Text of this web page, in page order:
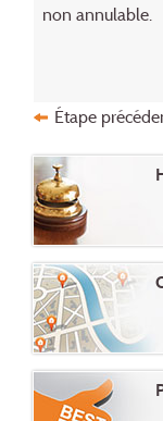
non annulable.
Étape